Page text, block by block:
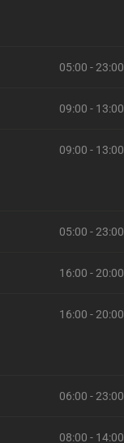
05:00 - 23:00
09:00 - 13:00
09:00 - 13:00
05:00 - 23:00
16:00 - 20:00
16:00 - 20:00
06:00 - 23:00
08:00 - 14:00